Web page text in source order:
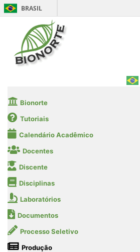
BRASIL
Bionorte
Tutoriais
Calendário Acadêmico
Docentes
Discente
Disciplinas
Laboratórios
Documentos
Processo Seletivo
Produção